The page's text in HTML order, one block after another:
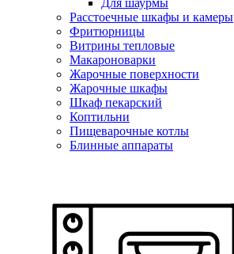
Для шаурмы
Расстоечные шкафы и камеры
Фритюрницы
Витрины тепловые
Макароноварки
Жарочные поверхности
Жарочные шкафы
Шкаф пекарский
Коптильни
Пищеварочные котлы
Блинные аппараты